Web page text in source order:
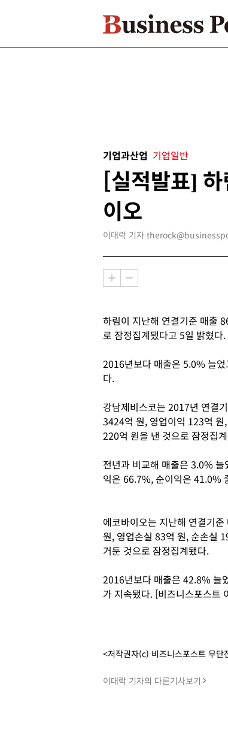
기업과산업 기업일반
[실적발표]
이오
이대락 기자
하림이 지난해 연결기준 매출
로 잠정집계됐다고 5일 밝혔다.
2016년보다 매출은 5.0% 늘
다.
강남제비스코는 2017년 연결
3424억 원, 영업이익 123억 원
220억 원을 낸 것으로 잠정집
전년과 비교해 매출은 3.0% 늘
익은 66.7%, 순이익은
에코바이오는 지난해 연결기준
원, 영업손실 83억 원, 순손실
거둔 것으로 잠정집계됐다.
2016년보다 매출은 42.8% 늘
가 지속됐다. [비즈니스포스트
<저작권자(c) 비즈니스포스트 무단
이대락 기자의 다른기사보기